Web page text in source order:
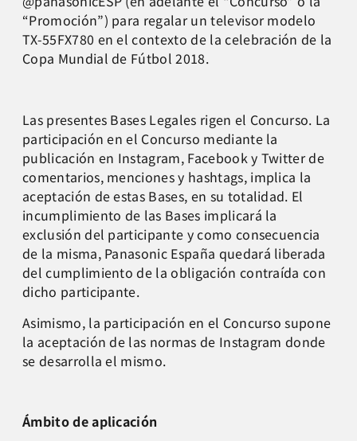
“Promoción”) para regalar un televisor modelo
TX-55FX780 en el contexto de la celebración de la
Copa Mundial de Fútbol 2018.
Las presentes Bases Legales rigen el Concurso. La
participación en el Concurso mediante la
publicación en Instagram, Facebook y Twitter de
comentarios, menciones y hashtags, implica la
aceptación de estas Bases, en su totalidad. El
incumplimiento de las Bases implicará la
exclusión del participante y como consecuencia
de la misma, Panasonic España quedará liberada
del cumplimiento de la obligación contraída con
dicho participante.
Asimismo, la participación en el Concurso supone
la aceptación de las normas de Instagram donde
se desarrolla el mismo.
Ámbito de aplicación